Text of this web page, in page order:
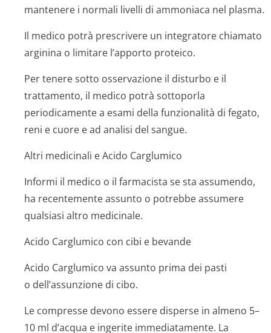
mantenere i normali livelli di ammoniaca nel plasma.
Il medico potrà prescrivere un integratore chiamato
arginina o limitare l’apporto proteico.
Per tenere sotto osservazione il disturbo e il
trattamento, il medico potrà sottoporla
periodicamente a esami della funzionalità di fegato,
reni e cuore e ad analisi del sangue.
Altri medicinali e Acido Carglumico
Informi il medico o il farmacista se sta assumendo,
ha recentemente assunto o potrebbe assumere
qualsiasi altro medicinale.
Acido Carglumico con cibi e bevande
Acido Carglumico va assunto prima dei pasti
o dell’assunzione di cibo.
Le compresse devono essere disperse in almeno 5–
10 ml d’acqua e ingerite immediatamente. La